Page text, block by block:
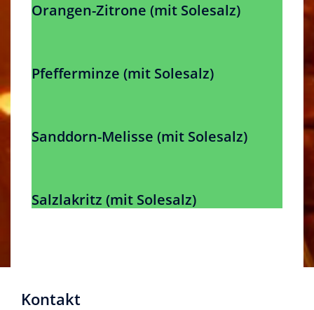
Orangen-Zitrone (mit Solesalz)
Pfefferminze (mit Solesalz)
Sanddorn-Melisse (mit Solesalz)
Salzlakritz (mit Solesalz)
Kontakt